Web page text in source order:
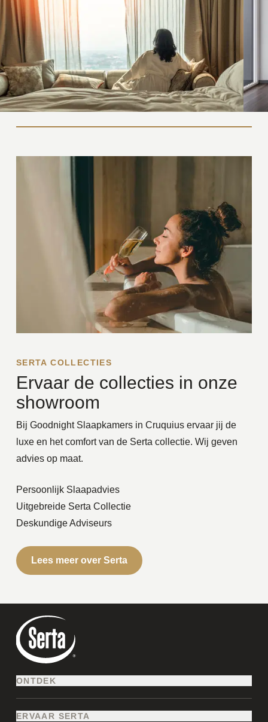
Ervaar de collecties in onze
showroom
SERTA COLLECTIES
Bij Goodnight Slaapkamers in Cruquius ervaar jij de
luxe en het comfort van de Serta collectie. Wij geven
advies op maat.
Persoonlijk Slaapadvies
Uitgebreide Serta Collectie
Deskundige Adviseurs
Lees meer over Serta
ONTDEK
MATRASSEN
ERVAAR SERTA